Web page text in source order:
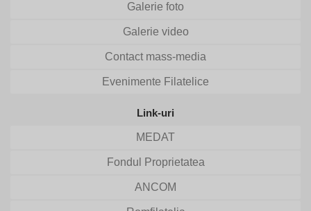
Galerie foto
Galerie video
Contact mass-media
Evenimente Filatelice
Link-uri
MEDAT
Fondul Proprietatea
ANCOM